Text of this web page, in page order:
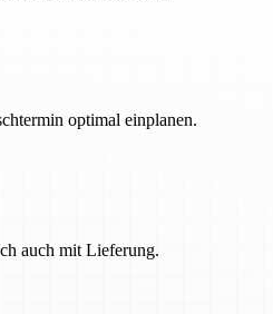
optimal einplanen.
auch mit Lieferung.